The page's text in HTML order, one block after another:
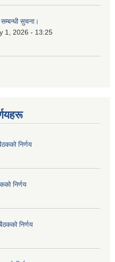
सुचना।
1, 2026 - 13:25
निर्णय
निर्णय
निर्णय